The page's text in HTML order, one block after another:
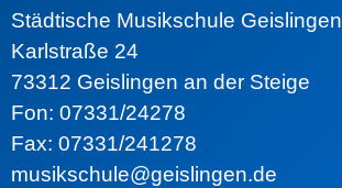
Städtische Musikschule Geislingen
Karlstraße 24
73312 Geislingen an der Steige
Fon: 07331/24278
Fax: 07331/241278
musikschule@geislingen.de